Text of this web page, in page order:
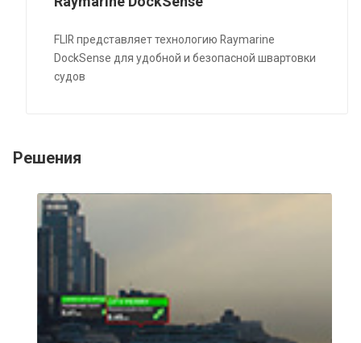
FLIR представляет технологию Raymarine
DockSense для удобной и безопасной швартовки
судов
Решения